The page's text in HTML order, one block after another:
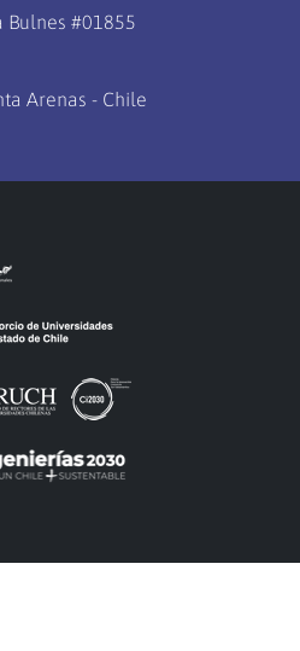
Bulnes #01855
Arenas - Chile